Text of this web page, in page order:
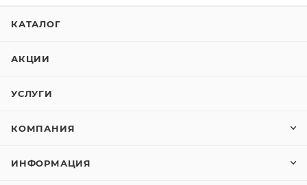
КАТАЛОГ
АКЦИИ
УСЛУГИ
КОМПАНИЯ
ИНФОРМАЦИЯ